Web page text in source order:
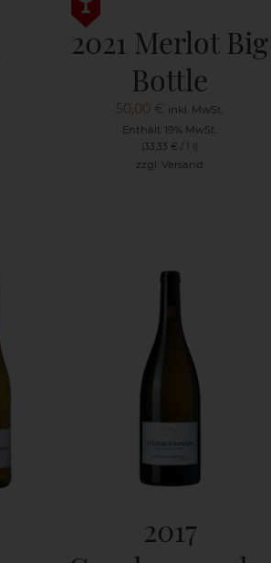
2021 Merlot Big
Bottle
50,00 € inkl. MwSt.
Enthält 19% MwSt.
(33,33 € / 1 l)
zzgl.Versand
2017